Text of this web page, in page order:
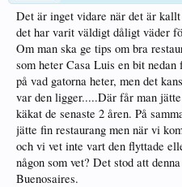
Det är inget vidare när det är
det har varit väldigt dåligt väder
Om man ska ge tips om bra
som heter Casa Luis en bit
på vad gatorna heter, men det
var den ligger.....Där får man
käkat de senaste 2 åren. På
jätte fin restaurang men när vi
och vi vet inte vart den flyttade
någon som vet? Det stod att
Buenosaires.